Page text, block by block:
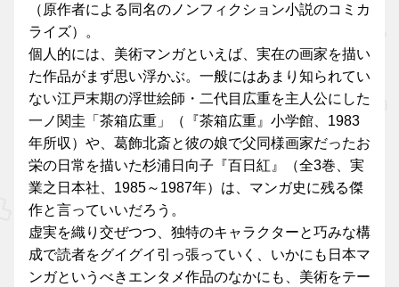
（原作者による同名のノンフィクション小説のコミカ
ライズ）。
個人的には、美術マンガといえば、実在の画家を描い
た作品がまず思い浮かぶ。一般にはあまり知られてい
ない江戸末期の浮世絵師・二代目広重を主人公にした
一ノ関圭「茶箱広重」（『茶箱広重』小学館、1983
年所収）や、葛飾北斎と彼の娘で父同様画家だったお
栄の日常を描いた杉浦日向子『百日紅』（全3巻、実
業之日本社、1985～1987年）は、マンガ史に残る傑
作と言っていいだろう。
虚実を織り交ぜつつ、独特のキャラクターと巧みな構
成で読者をグイグイ引っ張っていく、いかにも日本マ
ンガというべきエンタメ作品のなかにも、美術をテー